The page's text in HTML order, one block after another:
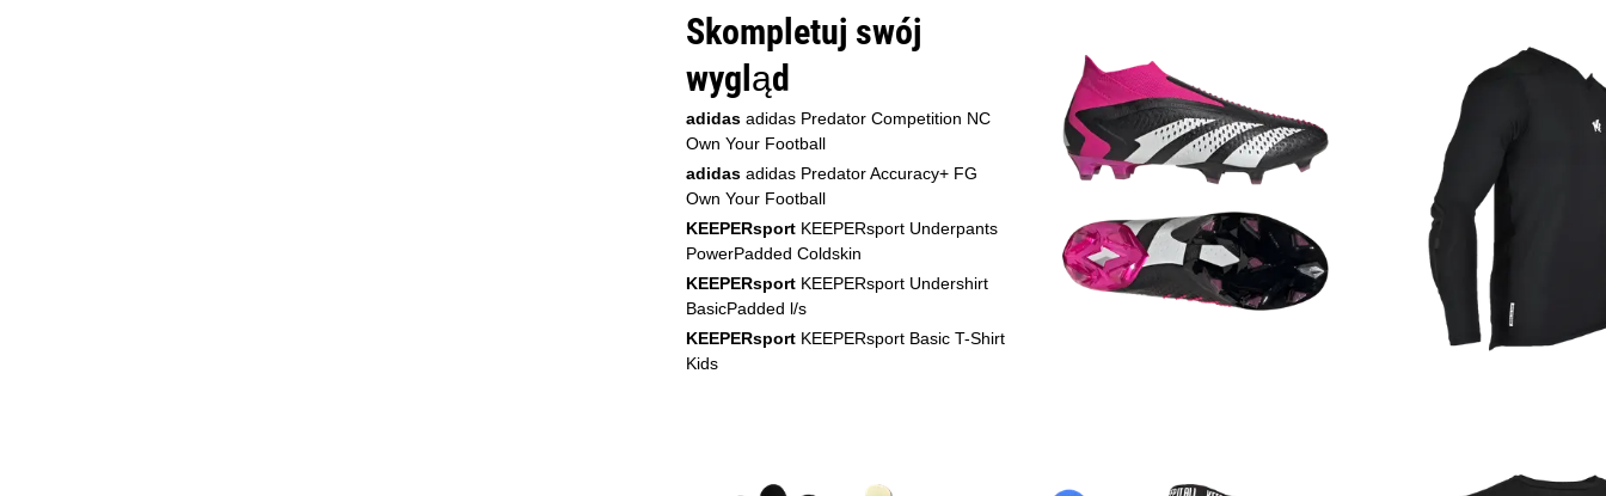
Skompletuj swój
wygląd
adidas adidas Predator Competition NC
Own Your Football
adidas adidas Predator Accuracy+ FG
Own Your Football
KEEPERsport KEEPERsport Underpants
PowerPadded Coldskin
KEEPERsport KEEPERsport Undershirt
BasicPadded l/s
KEEPERsport KEEPERsport Basic T-Shirt
Kids